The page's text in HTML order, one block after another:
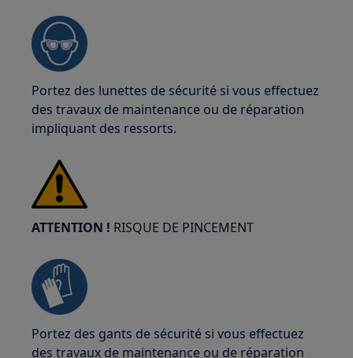
Portez des lunettes de sécurité si vous effectuez
des travaux de maintenance ou de réparation
impliquant des ressorts.
ATTENTION ! RISQUE DE PINCEMENT
Portez des gants de sécurité si vous effectuez
des travaux de maintenance ou de réparation